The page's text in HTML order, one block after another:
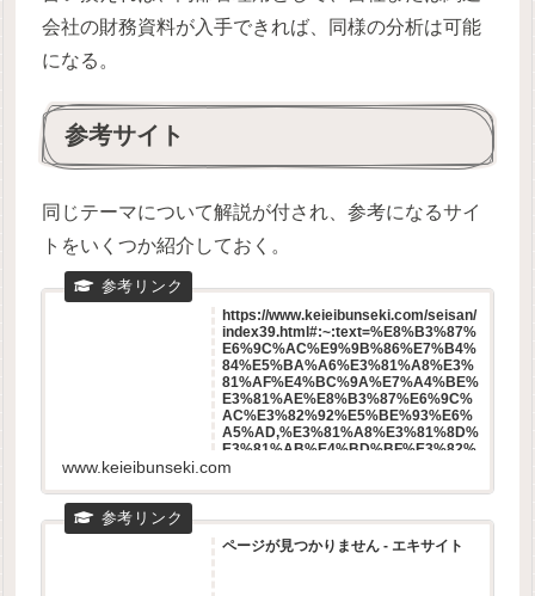
会社の財務資料が入手できれば、同様の分析は可能
になる。
参考サイト
同じテーマについて解説が付され、参考になるサイ
トをいくつか紹介しておく。
https://www.keieibunseki.com/seisan/
index39.html#:~:text=%E8%B3%87%
E6%9C%AC%E9%9B%86%E7%B4%
84%E5%BA%A6%E3%81%A8%E3%
81%AF%E4%BC%9A%E7%A4%BE%
E3%81%AE%E8%B3%87%E6%9C%
AC%E3%82%92%E5%BE%93%E6%
A5%AD,%E3%81%A8%E3%81%8D%
E3%81%AB%E4%BD%BF%E3%82%
8F%E3%82%8C%E3%81%BE%E3%8
www.keieibunseki.com
ページが見つかりません - エキサイト